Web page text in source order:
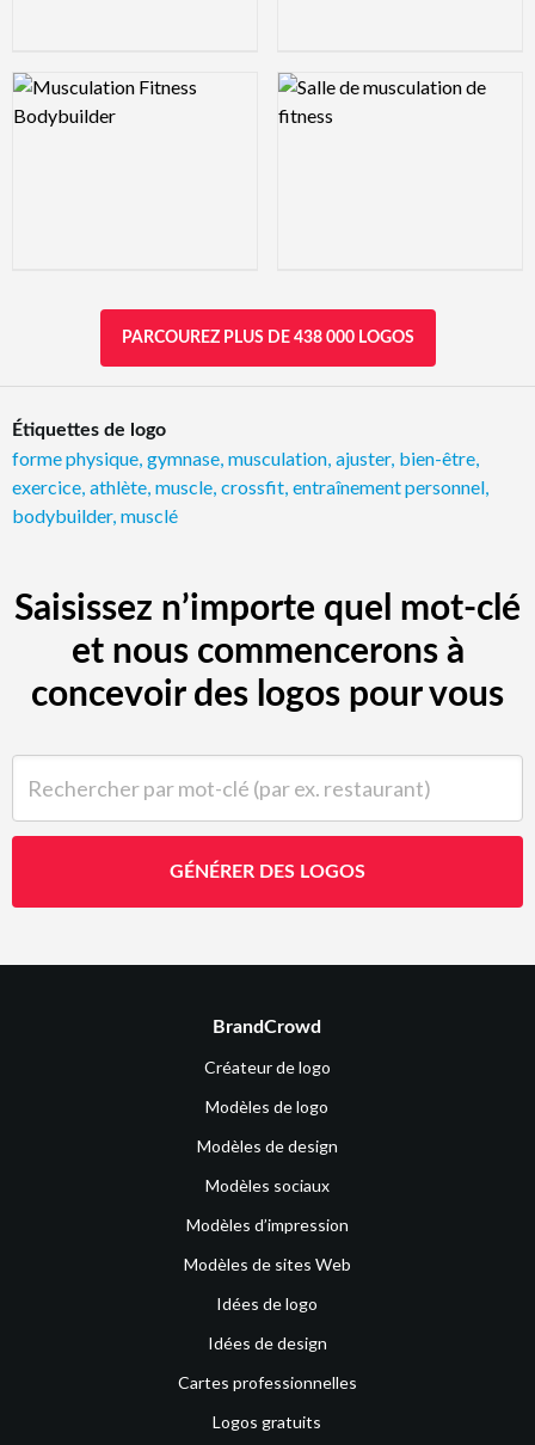
Logo Preview Image Logo Preview Image
PARCOUREZ PLUS DE 438 000 LOGOS
Étiquettes de logo
forme physique gymnase musculation ajuster, bien-être
exercice athlète muscle crossfit entraînement personnel
bodybuilder, musclé
Saisissez n’importe quel mot-clé
et nous commencerons à
concevoir des logos pour vous
GÉNÉRER DES LOGOS
BrandCrowd
Créateur de logo
Modèles de logo
Modèles de design
Modèles sociaux
Modèles d’impression
Modèles de sites Web
Idées de logo
Idées de design
Cartes professionnelles
Logos gratuits